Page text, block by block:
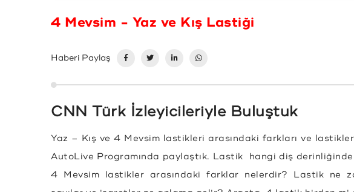
4 Mevsim - Yaz ve Kış Lastiği
Haberi Paylaş
CNN Türk İzleyicileriyle Buluştuk
Yaz – Kış ve 4 Mevsim lastikleri arasındaki farkları ve
AutoLive Programında paylaştık. Lastik hangi diş
4 Mevsim lastikler arasındaki farklar nelerdir? Lastik ne